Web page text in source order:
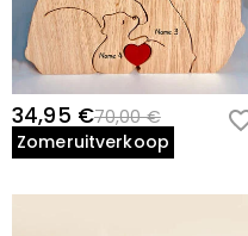
34,95 €70,00 €
Zomeruitverkoop